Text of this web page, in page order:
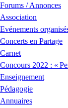
Forums / Annonces
Association
Evénements
Concerts en Partage
Carnet
Concours 2022 : «
Enseignement
Pédagogie
Annuaires